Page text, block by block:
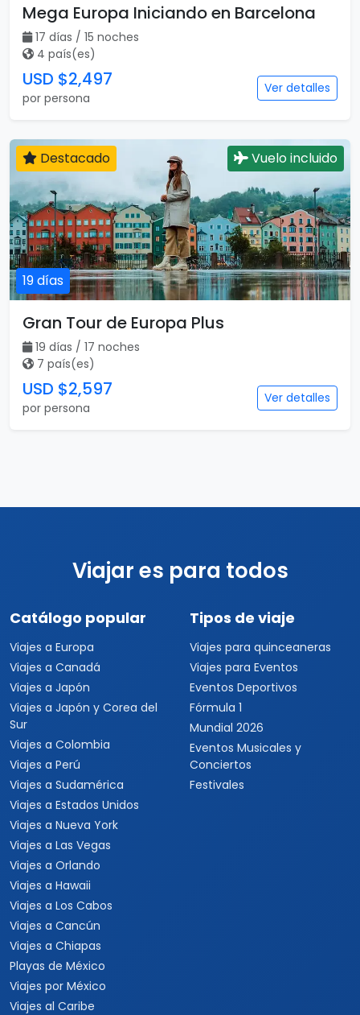
Mega Europa Iniciando en Barcelona
17 días / 15 noches
4 país(es)
USD $2,497
por persona
Ver detalles
19 días
Destacado Vuelo incluido
Gran Tour de Europa Plus
19 días / 17 noches
7 país(es)
USD $2,597
por persona
Ver detalles
Viajar es para todos
Catálogo popular
Viajes a Europa
Viajes a Canadá
Viajes a Japón
Viajes a Japón y Corea del
Sur
Viajes a Colombia
Viajes a Perú
Viajes a Sudamérica
Viajes a Estados Unidos
Viajes a Nueva York
Viajes a Las Vegas
Viajes a Orlando
Viajes a Hawaii
Viajes a Los Cabos
Viajes a Cancún
Viajes a Chiapas
Playas de México
Viajes por México
Viajes al Caribe
Tipos de viaje
Viajes para quinceaneras
Viajes para Eventos
Eventos Deportivos
Fórmula 1
Mundial 2026
Eventos Musicales y
Conciertos
Festivales